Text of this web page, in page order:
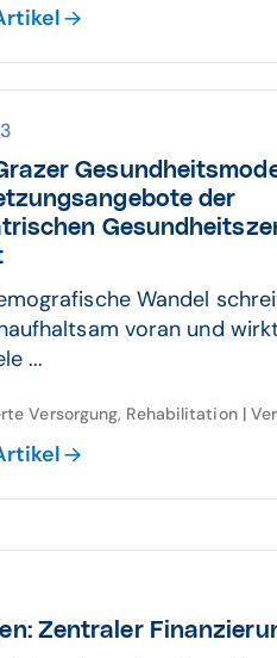
der
Wandel
voran und
...
Versorgung, Rehabilitation |
Zentraler